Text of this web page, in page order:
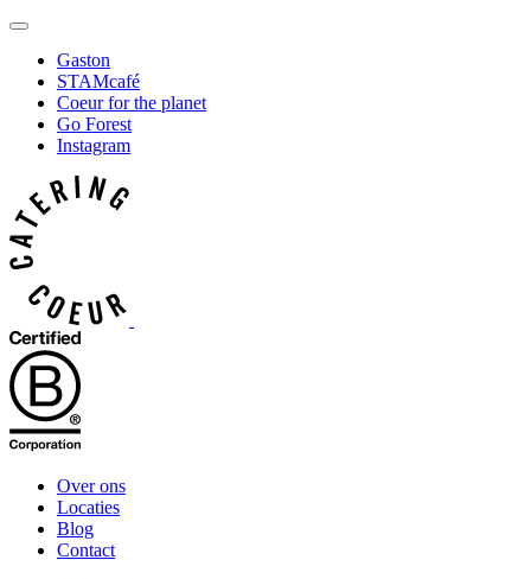
Gaston
STAMcafé
Coeur for the planet
Go Forest
Instagram
Over ons
Locaties
Blog
Contact